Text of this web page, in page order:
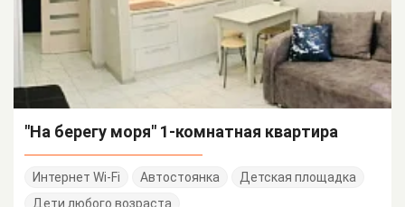
"На берегу моря" 1-комнатная квартира
Интернет Wi-Fi Автостоянка
Детская площадка
Дети любого возраста